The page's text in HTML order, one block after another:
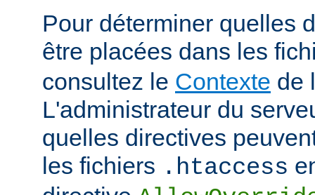
Pour déterminer quelles
être placées dans les
consultez le Contexte de
L'administrateur du
quelles directives
les fichiers .htaccess